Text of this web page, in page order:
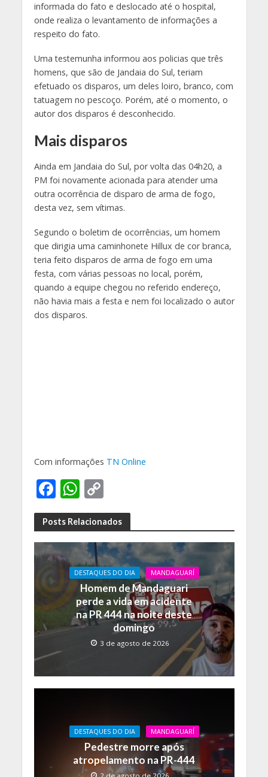
informada do fato e deslocado até o hospital,
onde realiza o levantamento de informações a
respeito do fato.
Uma testemunha informou aos policias que três
homens, que são de Jandaia do Sul, teriam
efetuado os disparos, um deles loiro, branco, com
tatuagem no pescoço. Porém, até o momento, o
autor dos disparos é desconhecido.
Mais disparos
Ainda em Jandaia do Sul, por volta das 04h20, a
PM foi novamente acionada para atender uma
outra ocorrência de disparo de arma de fogo,
desta vez, sem vítimas.
Segundo o boletim de ocorrências, um homem
que dirigia uma caminhonete Hillux de cor branca,
teria feito disparos de arma de fogo em uma
festa, com várias pessoas no local, porém,
quando a equipe chegou no referido endereço,
não havia mais a festa e nem foi localizado o autor
dos disparos.
Com informações TN Online
F
ac
e
b
o
o
k
W
h
at
s
A
p
p
C
o
p
y
Li
n
k
Posts Relacionados
DESTAQUES DO DIA MANDAGUARÍ
Homem de Mandaguari
perde a vida em acidente
na PR 444 na noite deste
domingo
3 de agosto de 2026
DESTAQUES DO DIA MANDAGUARÍ
Pedestre morre após
atropelamento na PR-444